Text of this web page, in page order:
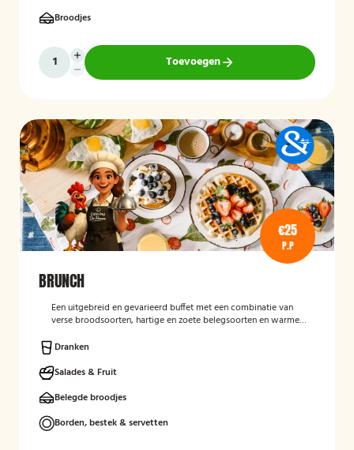
Broodjes
Toevoegen
€25
P.P
BRUNCH
Een uitgebreid en gevarieerd buffet met een combinatie van
verse broodsoorten, hartige en zoete belegsoorten en warme
dag.
Dranken
Salades & Fruit
Belegde broodjes
Borden, bestek & servetten